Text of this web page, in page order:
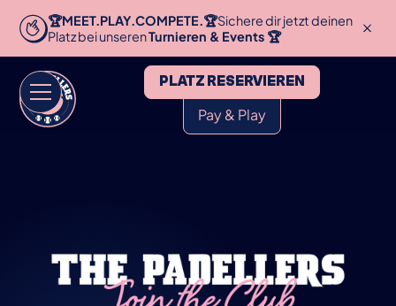
🏆MEET.PLAY.COMPETE.🏆Sichere dir jetzt deinen
Platz bei unserenTurnieren & Events 🏆
PLATZ RESERVIEREN
Pay & Play